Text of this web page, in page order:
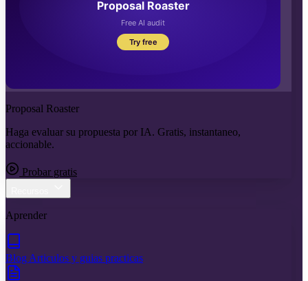
Proposal Roaster
Haga evaluar su propuesta por IA. Gratis, instantaneo,
accionable.
Probar gratis
Aprender
Blog Articulos y guias practicas